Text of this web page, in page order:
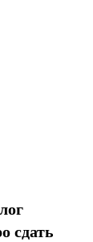
сдать